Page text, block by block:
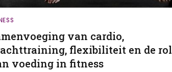
van cardio,
flexibiliteit en de rol
voeding in fitness